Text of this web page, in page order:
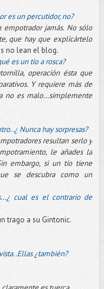
es un percutidor, no?
empotrador jamás. No sólo
que hay que explicártelo
no lean el blog.
es un tio a rosca?
operación ésta que
Y requiere más de
no es malo…simplemente
Nunca hay sorpresas?
resultan serlo y
le añades la
embargo, si un tío tiene
se descubra como un
cual es el contrario de
trago a su Gintonic.
¿también?